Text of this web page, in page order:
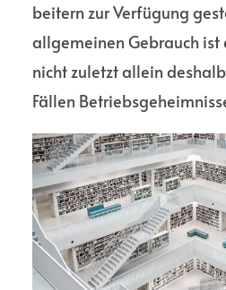
beitern zur Verfügung
allge­meinen Gebrauch ist
nicht zuletzt allein
Fällen